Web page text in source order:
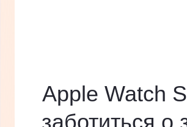
Apple Watch
заботиться